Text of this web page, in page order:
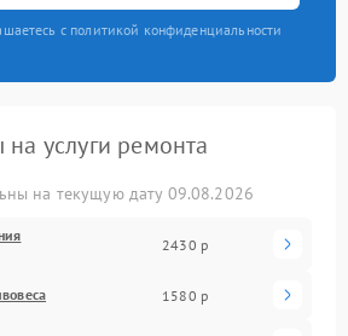
с политикой конфиденциальности
услуги ремонта
на текущую дату 09.08.2026
2430 р
1580 р